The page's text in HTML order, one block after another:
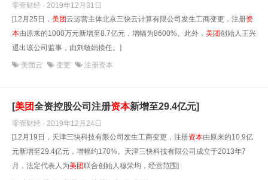
零壹财经 · 2019年12月31日
[12月25日， 美团云运营主体北京三快云计算有限公司发生工商变更，注册资
本由原来的1000万元新增至8.7亿元，增幅为8600%。此外， 美团创始人王兴
退出该公司监事，由刘敏娟接任。]
美团云 变更 注册资本
[美团全资控股公司注册资本新增至29.4亿元]
零壹财经 · 2019年12月24日
[12月19日，天津三快科技有限公司发生工商变更，注册资本由原来的10.9亿
元新增至29.4亿元，增幅约170%。天津三快科技有限公司成立于2013年7
月，法定代表人为美团联合创始人穆荣均，经营范围]